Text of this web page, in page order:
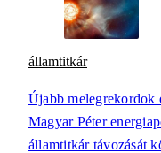
államtitkár
Újabb melegrekordok
Magyar Péter
államtitkár távozását